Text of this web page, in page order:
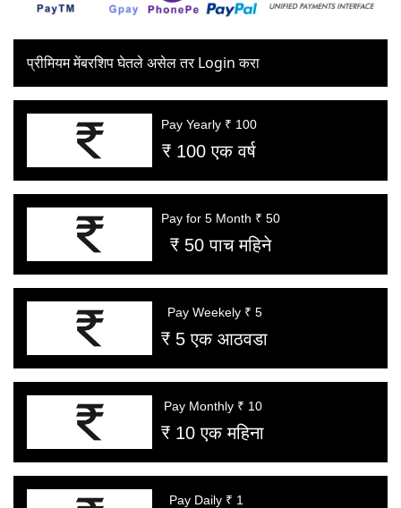
प्रीमियम मेंबरशिप घेतले असेल तर Login करा
Pay Yearly ₹ 100
₹ 100 एक वर्ष
Pay for 5 Month ₹ 50
₹ 50 पाच महिने
Pay Weekely ₹ 5
₹ 5 एक आठवडा
Pay Monthly ₹ 10
₹ 10 एक महिना
Pay Daily ₹ 1